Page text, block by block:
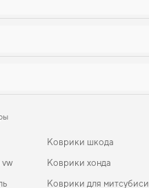
Коврики шкода
Коврики хонда
Коврики для митсубиси